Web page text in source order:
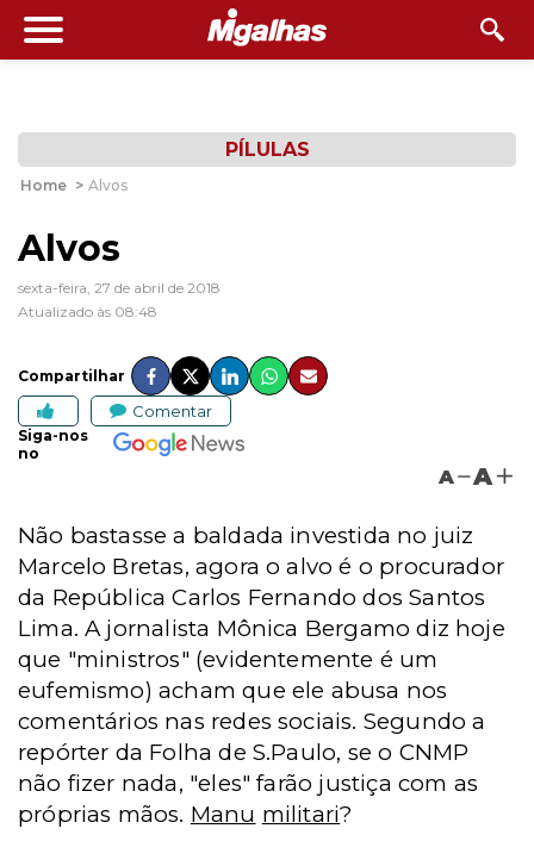
PÍLULAS
Home > Alvos
Alvos
sexta-feira, 27 de abril de 2018
Atualizado às 08:48
Compartilhar
Comentar
Siga-nos
no
A A
Não bastasse a baldada investida no juiz
Marcelo Bretas, agora o alvo é o procurador
da República Carlos Fernando dos Santos
Lima. A jornalista Mônica Bergamo diz hoje
que "ministros" (evidentemente é um
eufemismo) acham que ele abusa nos
comentários nas redes sociais. Segundo a
repórter da Folha de S.Paulo, se o CNMP
não fizer nada, "eles" farão justiça com as
próprias mãos. Manu militari?